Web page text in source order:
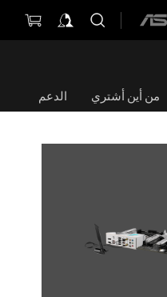
من أين أشتري الدعم